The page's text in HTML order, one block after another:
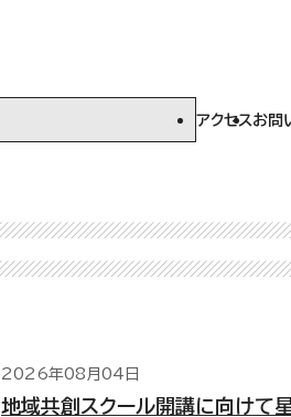
アクセスお問
2026年08月04日
地域共創スクール開講に向けて